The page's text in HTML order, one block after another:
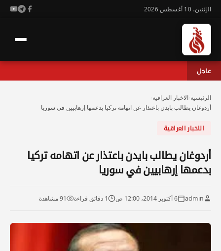
الإثنين، 10 أغسطس 2026
عاجل
الرئيسية الاخبار العراقية
أردوغان يطالب بايدن باعتذار عن اتهامه تركيا بدعمها إرهابيين في سوريا
الاخبار العراقية
أردوغان يطالب بايدن باعتذار عن اتهامه تركيا
بدعمها إرهابيين في سوريا
admin 6 أكتوبر 2014، 12:00 ص 1 دقائق قراءة 91 مشاهدة